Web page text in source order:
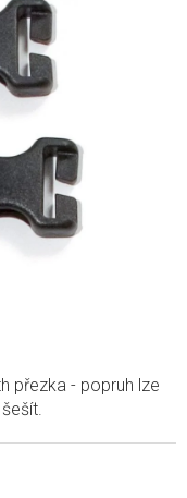
přezka - popruh lze